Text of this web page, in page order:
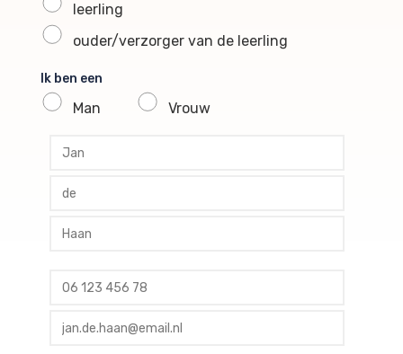
leerling
ouder/verzorger van de leerling
Ik ben een
Man Vrouw
profile voornaam
profile tussenvoegsel
profile achternaam
profile telefoon
profile email